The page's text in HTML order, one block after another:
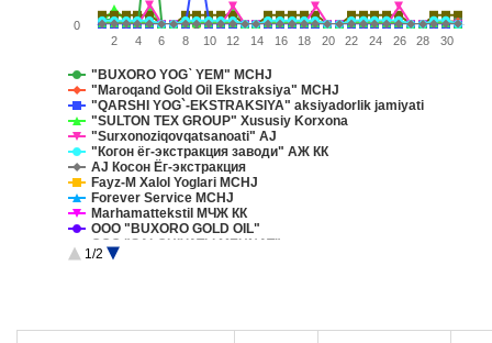
"BUXORO YOG` YEM" MCHJ
"Maroqand Gold Oil Ekstraksiya" MCHJ
"QARSHI YOG`-EKSTRAKSIYA" aksiyadorlik jamiyati
"SULTON TEX GROUP" Xususiy Korxona
"Surxonoziqovqatsanoati" AJ
"Когон ёг-экстракция заводи" АЖ КК
AJ Косон Ёг-экстракция
Fayz-M Xalol Yoglari MCHJ
Forever Service MCHJ
Marhamattekstil МЧЖ КК
OOO "BUXORO GOLD OIL"
OOO "SALOHIYATLI MEHNAT"
Uchqo`rg`on Yog` AJ
1/2
2 4 6 8 10 12 14 16 18 20 22 24 26 28 30
0